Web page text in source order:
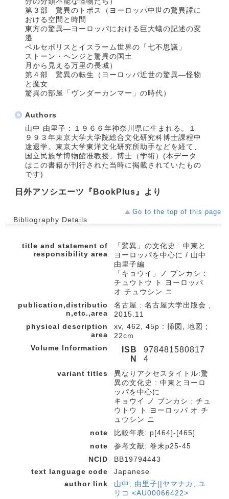
第３部 驚異のトポス（ヨーロッパ中世の驚異譚に
おける空間と時間
東方の驚異―ヨーロッパにおける巨大蟻の記述の変
遷
ペルセポリスとイスラーム世界の「七不思議」
ストーン・ヘンジと驚異の国土
月から見える万里の長城）
第４部 驚異の転生（ヨーロッパ近世の驚異―怪物
と魔女
驚異の部屋「ヴンダーカンマー」の時代）
Authors
山中 由里子：１９６６年神奈川県に生まれる。１
９９３年東京大学大学院総合文化研究科博士課程中
途退学。東京大学東洋文化研究所助手などを経て、
国立民族学博物館准教授、博士（学術）(本データ
はこの書籍が刊行された当時に掲載されていたもの
です)
日外アソシエーツ『BookPlus』より
Go to the top of this page
Bibliography Details
title and statement of
responsibility area
「驚異」の文化史 : 中東と
ヨーロッパを中心に / 山中
由里子編
「キョウイ」ノ ブンカシ :
チュウトウ ト ヨーロッパ
オ チュウシン ニ
publication,distributio
n,etc.,area
名古屋 : 名古屋大学出版会 ,
2015.11
physical description
area
xv, 462, 45p : 挿図, 地図 ;
22cm
Volume Information
ISB
N
978481580817
4
variant titles
異なりアクセスタイトル:驚
異の文化史 : 中東とヨーロ
ッパを中心に
キョウイ ノ ブンカシ : チュ
ウトウ ト ヨーロッパ オ チ
ュウシン ニ
note
比較年表: p[464]-[465]
note
参考文献: 巻末p25-45
NCID
BB19794443
text language code
Japanese
author link
山中, 由里子||ヤマナカ, ユ
リコ <AU00066422>